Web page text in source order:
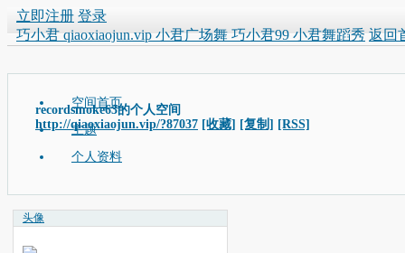
立即注册 登录
巧小君 qiaoxiaojun.vip 小君广场舞 巧小君99 小君舞蹈秀 返回
recordsmoke63的个人空间
http://qiaoxiaojun.vip/?87037 [收藏] [复制] [RSS]
空间首页
主题
个人资料
头像